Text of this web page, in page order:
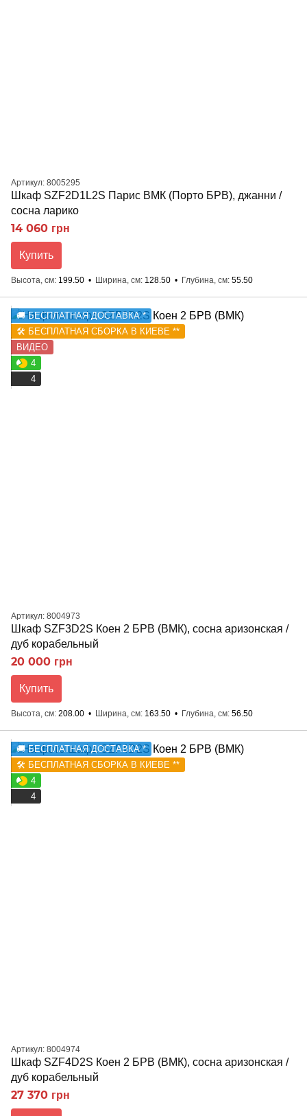
Артикул: 8005295
Шкаф SZF2D1L2S Парис ВМК (Порто БРВ), джанни /
сосна ларико
14 060 грн
Купить
Высота, см 199.50 Ширина, см 128.50 Глубина, см 55.50
🚚 БЕСПЛАТНАЯ ДОСТАВКА *
🛠️ БЕСПЛАТНАЯ СБОРКА В КИЕВЕ **
ВИДЕО
4
4
Артикул: 8004973
Шкаф SZF3D2S Коен 2 БРВ (ВМК), сосна аризонская /
дуб корабельный
20 000 грн
Купить
Высота, см 208.00 Ширина, см 163.50 Глубина, см 56.50
🚚 БЕСПЛАТНАЯ ДОСТАВКА *
🛠️ БЕСПЛАТНАЯ СБОРКА В КИЕВЕ **
4
4
Артикул: 8004974
Шкаф SZF4D2S Коен 2 БРВ (ВМК), сосна аризонская /
дуб корабельный
27 370 грн